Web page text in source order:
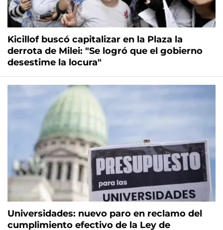
Kicillof buscó capitalizar en la Plaza la
derrota de Milei: "Se logró que el gobierno
desestime la locura"
Universidades: nuevo paro en reclamo del
cumplimiento efectivo de la Ley de